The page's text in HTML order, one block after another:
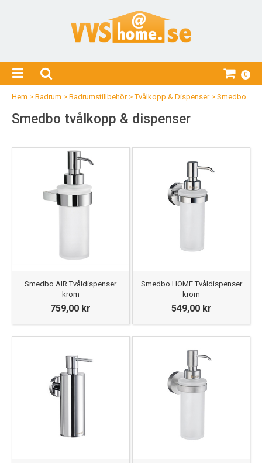
0
Hem > Badrum > Badrumstillbehör>Tvålkopp & Dispenser> Smedbo
Smedbo tvålkopp & dispenser
Smedbo AIR Tvåldispenser
krom
759,00 kr
Smedbo HOME Tvåldispenser
krom
549,00 kr